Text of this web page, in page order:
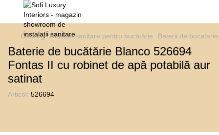
Catalog Obiecte sanitare pentru bucătărie Baterii de
Baterie de bucătărie Blanco 526694
Fontas II cu robinet de apă potabilă aur
satinat
Articol: 526694